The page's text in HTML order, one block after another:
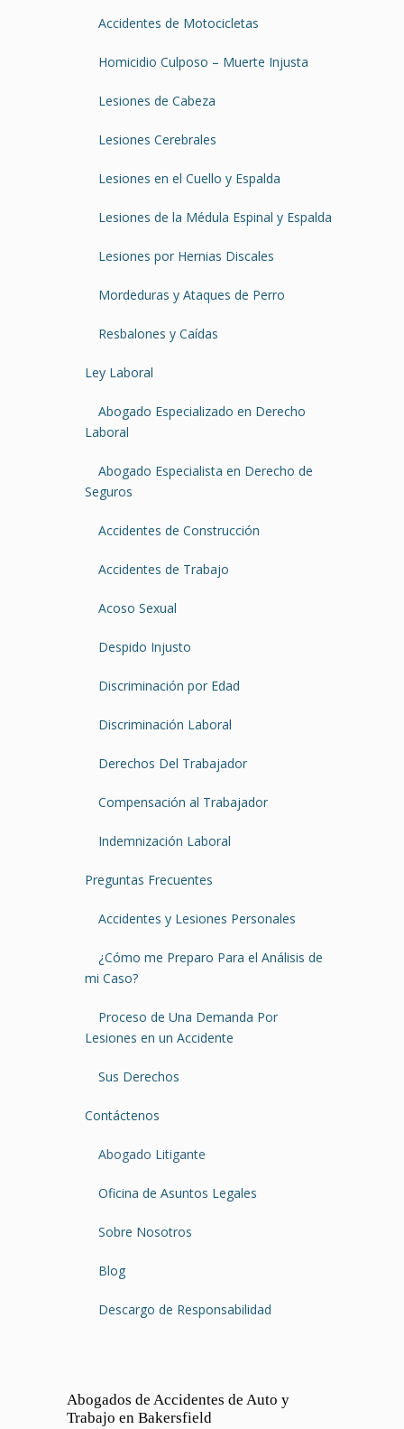
Accidentes de Motocicletas
Homicidio Culposo – Muerte Injusta
Lesiones de Cabeza
Lesiones Cerebrales
Lesiones en el Cuello y Espalda
Lesiones de la Médula Espinal y Espalda
Lesiones por Hernias Discales
Mordeduras y Ataques de Perro
Resbalones y Caídas
Ley Laboral
Abogado Especializado en Derecho
Laboral
Abogado Especialista en Derecho de
Seguros
Accidentes de Construcción
Accidentes de Trabajo
Acoso Sexual
Despido Injusto
Discriminación por Edad
Discriminación Laboral
Derechos Del Trabajador
Compensación al Trabajador
Indemnización Laboral
Preguntas Frecuentes
Accidentes y Lesiones Personales
¿Cómo me Preparo Para el Análisis de
mi Caso?
Proceso de Una Demanda Por
Lesiones en un Accidente
Sus Derechos
Contáctenos
Abogado Litigante
Oficina de Asuntos Legales
Sobre Nosotros
Blog
Descargo de Responsabilidad
Abogados de Accidentes de Auto y
Trabajo en Bakersfield